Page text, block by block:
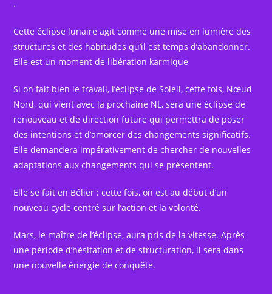
.
Cette éclipse lunaire agit comme une mise en lumière des
structures et des habitudes qu’il est temps d’abandonner.
Elle est un moment de libération karmique
Si on fait bien le travail, l’éclipse de Soleil, cette fois, Nœud
Nord, qui vient avec la prochaine NL, sera une éclipse de
renouveau et de direction future qui permettra de poser
des intentions et d’amorcer des changements significatifs.
Elle demandera impérativement de chercher de nouvelles
adaptations aux changements qui se présentent.
Elle se fait en Bélier : cette fois, on est au début d’un
nouveau cycle centré sur l’action et la volonté.
Mars, le maître de l’éclipse, aura pris de la vitesse. Après
une période d’hésitation et de structuration, il sera dans
une nouvelle énergie de conquête.